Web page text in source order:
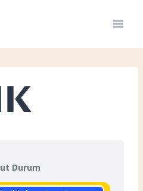
Durum